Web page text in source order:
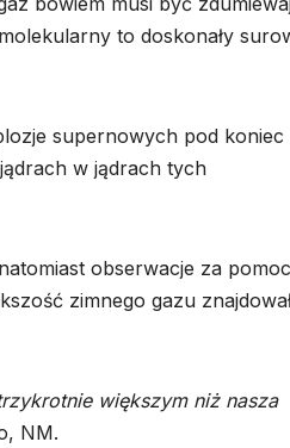
to doskonały
supernowych pod koniec
w jądrach tych
obserwacje za
zimnego gazu
większym niż nasza
NM.